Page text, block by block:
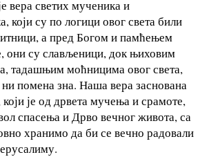
вера светих мученика и
који су по логици овог света били
а пред Богом и памћењем
они су слављеници, док њиховим
тадашњим моћницима овог света,
ни помена зна. Наша вера заснована
који је од дрвета мучења и срамоте,
спасења и Дрво вечног живота, са
хранимо да би се вечно радовали